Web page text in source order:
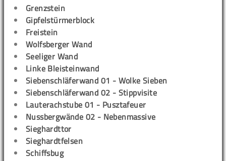
Grenzstein
Gipfelstürmerblock
Freistein
Wolfsberger Wand
Seeliger Wand
Linke Bleisteinwand
Siebenschläferwand 01 - Wolke Sieben
Siebenschläferwand 02 - Stippvisite
Lauterachstube 01 - Pusztafeuer
Nussbergwände 02 - Nebenmassive
Sieghardttor
Sieghardtfelsen
Schiffsbug